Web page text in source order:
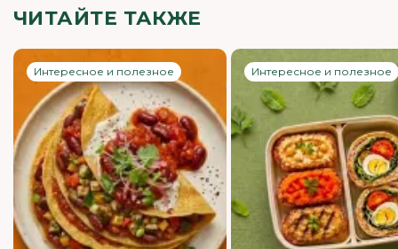
ЧИТАЙТЕ ТАКЖЕ
Интересное и полезное Интересное и полезное